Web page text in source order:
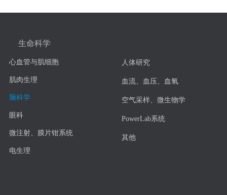
生命科学
心血管与肌细胞
肌肉生理
脑科学
眼科
微注射、膜片钳系统
电生理
人体研究
血流、血压、血氧
空气采样、微生物学
PowerLab系统
其他